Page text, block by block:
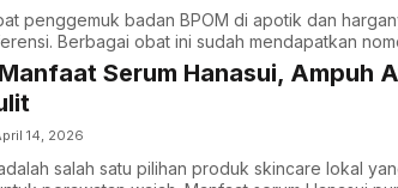
penggemuk badan BPOM di apotik dan
Berbagai obat ini sudah mendapatkan
Serum Hanasui, Ampuh
14, 2026
salah satu pilihan produk skincare lokal